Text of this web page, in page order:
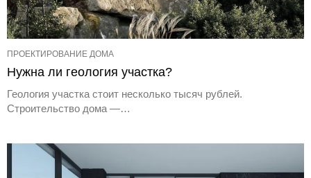
ПРОЕКТИРОВАНИЕ ДОМА
Нужна ли геология участка?
Геология участка стоит несколько тысяч рублей.
Строительство дома —…